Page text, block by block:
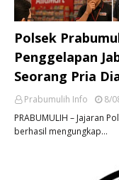
Polsek
Penggelapan
Seorang Pria
Prabumulih Info
8/
PRABUMULIH – Jajaran
berhasil mengungkap…